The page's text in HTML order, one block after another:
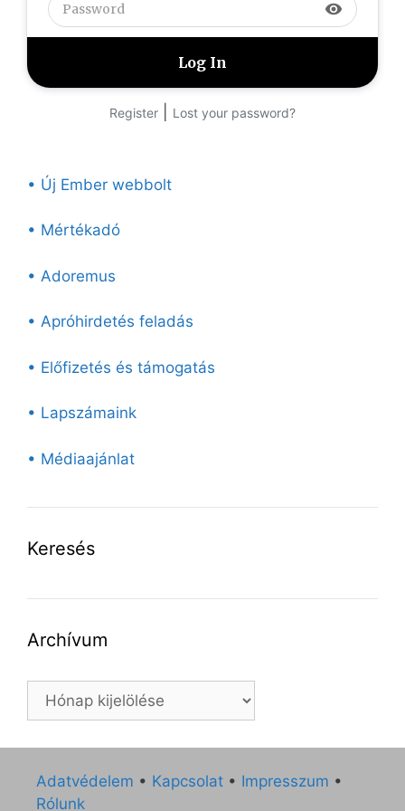
visibility
Register Lost your password?
• Új Ember webbolt
• Mértékadó
• Adoremus
• Apróhirdetés feladás
• Előfizetés és támogatás
• Lapszámaink
• Médiaajánlat
Keresés
Archívum
Archívum
Adatvédelem • Kapcsolat • Impresszum •
Rólunk